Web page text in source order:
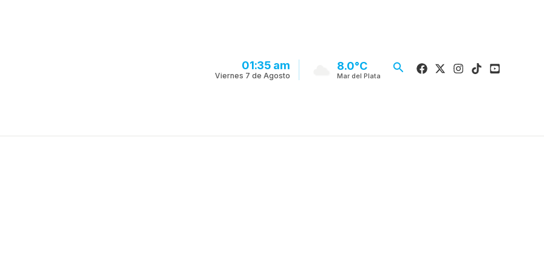
01:35 am
Viernes 7 de Agosto
8.0°C
Mar del Plata
Buscar